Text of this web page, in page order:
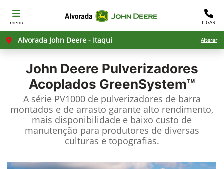
menu LIGAR
Alvorada John Deere - Itaqui Alterar
John Deere Pulverizadores
Acoplados GreenSystem™
A série PV1000 de pulverizadores de barra
montados e de arrasto garante alto rendimento,
mais disponibilidade e baixo custo de
manutenção para produtores de diversas
culturas e topografias.